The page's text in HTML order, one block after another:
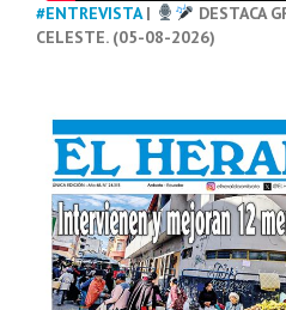
#ENTREVISTA|
DESTACA
CELESTE. (05-08-2026)